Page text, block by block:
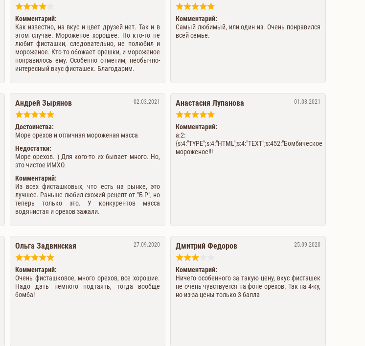
Комментарий:
Как известно, на вкус и цвет друзей нет. Так и в
этом случае. Мороженое хорошее. Но кто-то не
любит фисташки, следовательно, не полюбил и
мороженое. Кто-то обожает орешки, и мороженое
понравилось ему. Особенно отметим, необычно-
интересный вкус фисташек. Благодарим.
Комментарий:
Самый любимый, или один из. Очень понравился
всей семье.
02.03.2021
Андрей Зырянов
Достоинства:
Море орехов и отличная мороженая масса
Недостатки:
Море орехов. ) Для кого-то их бывает много. Но,
это чистое ИМХО.
Комментарий:
Из всех фисташковых, что есть на рынке, это
лучшее. Раньше любил схожий рецепт от "Б-Р", но
теперь только это. У конкурентов масса
водянистая и орехов зажали.
01.03.2021
Анастасия Лупанова
Комментарий:
a:2:
{s:4:"TYPE";s:4:"HTML";s:4:"TEXT";s:452:"Бомбическое
мороженое!!!
27.09.2020
Ольга Задвинская
Комментарий:
Очень фисташковое, много орехов, все хорошие.
Надо дать немного подтаять, тогда вообще
бомба!
25.09.2020
Дмитрий Федоров
Комментарий:
Ничего особенного за такую цену, вкус фисташек
не очень чувствуется на фоне орехов. Так на 4-ку,
но из-за цены только 3 балла